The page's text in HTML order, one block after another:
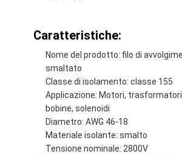
Casa.
Prodotti
Spettacolo VR
Caratteristiche:
Nome del prodotto: filo di
smaltato
Classe di isolamento: classe 155
Applicazione: Motori,
bobine, solenoidi
Diametro: AWG 46-18
Materiale isolante: smalto
Tensione nominale: 2800V